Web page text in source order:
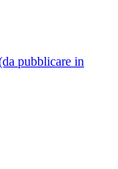
pubblicare in